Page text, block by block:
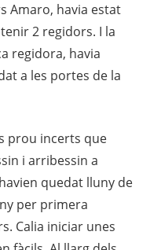
Amaro, havia estat
2 regidors. I la
regidora, havia
a les portes de la
prou incerts que
i arribessin a
quedat lluny de
per primera
Calia iniciar unes